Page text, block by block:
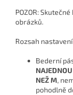
POZOR:
obrázků.
Rozsah
Bederní
NEŽ M,
pohodlně